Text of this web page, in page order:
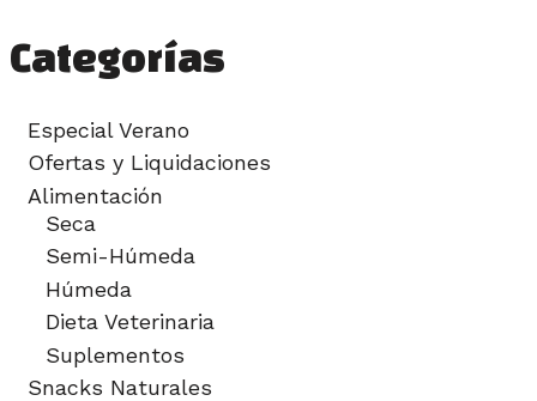
Categorías
Especial Verano
Ofertas y Liquidaciones
Alimentación
Seca
Semi-Húmeda
Húmeda
Dieta Veterinaria
Suplementos
Snacks Naturales